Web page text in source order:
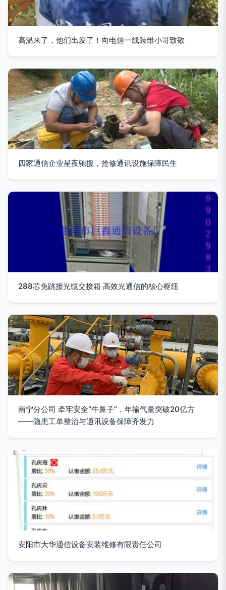
高温来了，他们出发了！向电信一线装维小哥致敬
四家通信企业星夜驰援，抢修通讯设施保障民生
288芯免跳接光缆交接箱 高效光通信的核心枢纽
南宁分公司 牵牢安全“牛鼻子”，年输气量突破20亿方
——隐患工单整治与通讯设备保障齐发力
安阳市大华通信设备安装维修有限责任公司